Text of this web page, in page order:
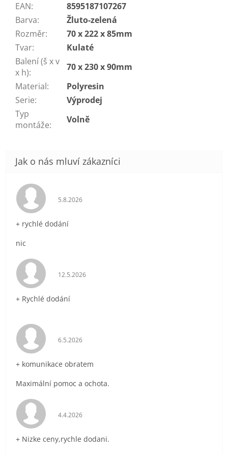
EAN:
8595187107267
Barva:
Žluto-zelená
Rozměr:
70 x 222 x 85mm
Tvar:
Kulaté
Balení (š x v
x h):
70 x 230 x 90mm
Material:
Polyresin
Serie:
Výprodej
Typ
montáže: Volně
Hodnocení obchodu je 5 z 5 hvězdiček.
5.8.2026
+ rychlé dodání
nic
Hodnocení obchodu je 5 z 5 hvězdiček.
12.5.2026
+ Rychlé dodání
Hodnocení obchodu je 5 z 5 hvězdiček.
6.5.2026
+ komunikace obratem
Maximální pomoc a ochota.
Hodnocení obchodu je 5 z 5 hvězdiček.
4.4.2026
+ Nizke ceny,rychle dodani.